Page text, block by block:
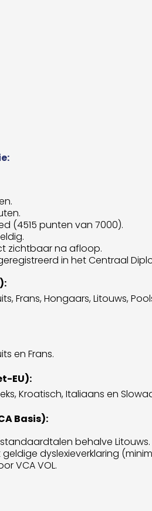
(4515 punten van 7000).
zichtbaar na afloop.
in het Centraal
Frans, Hongaars, Litouws,
en Frans.
EU):
Kroatisch, Italiaans en
Basis):
behalve Litouws.
geldige dyslexieverklaring
VCA VOL.